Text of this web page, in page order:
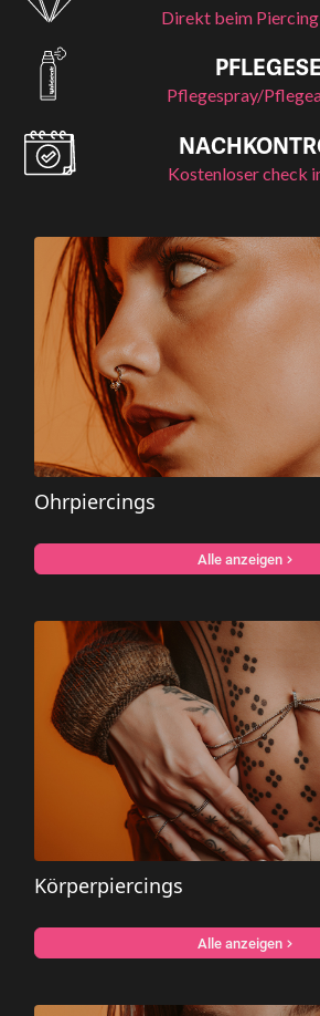
Direkt beim
Pflegespray/
Kostenloser check
Ohrpiercings
Alle anzeigen
Körperpiercings
Alle anzeigen